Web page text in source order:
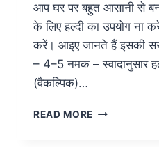
आप घर पर बहुत आसानी से
के लिए हल्दी का उपयोग ना
करें। आइए जानते हैं इसकी
– 4–5 नमक – स्वादानुसार
(वैकल्पिक)…
READ MORE